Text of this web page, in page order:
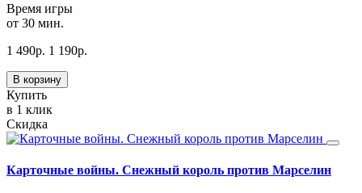
Время игры
от 30 мин.
1 490р. 1 190р.
В корзину
Купить
в 1 клик
Скидка
Карточные войны. Снежный король против Марселин